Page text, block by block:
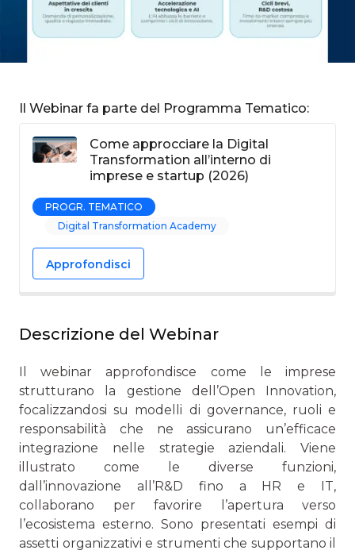
Il Webinar fa parte del Programma Tematico:
Come approcciare la Digital
Transformation all’interno di
imprese e startup (2026)
PROGR. TEMATICO
Digital Transformation Academy
Approfondisci
Descrizione del Webinar
Il webinar approfondisce come le imprese
strutturano la gestione dell’Open Innovation,
focalizzandosi su modelli di governance, ruoli e
responsabilità che ne assicurano un’efficace
integrazione nelle strategie aziendali. Viene
illustrato come le diverse funzioni,
dall’innovazione all’R&D fino a HR e IT,
collaborano per favorire l’apertura verso
l’ecosistema esterno. Sono presentati esempi di
assetti organizzativi e strumenti che supportano il